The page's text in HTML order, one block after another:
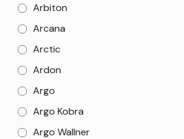
Arbiton
Arcana
Arctic
Ardon
Argo
Argo Kobra
Argo Wallner